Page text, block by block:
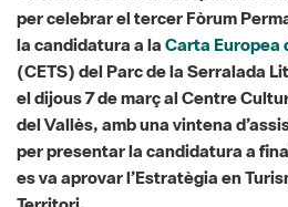
el dijous 7 de març al Centre
del Vallès, amb una vintena
per presentar la candidatura a
es va aprovar l’Estratègia en
Territori.
La CETS és una acreditació que
–entitat d’abast europeu que